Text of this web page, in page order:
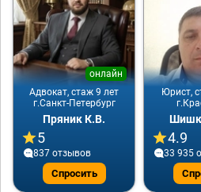
Адвокат, стаж 9 лет
онлайн
г.Санкт-Петербург
Пряник К.В.
5
837 отзывов
Спросить
Юрист,
4.9
33 935